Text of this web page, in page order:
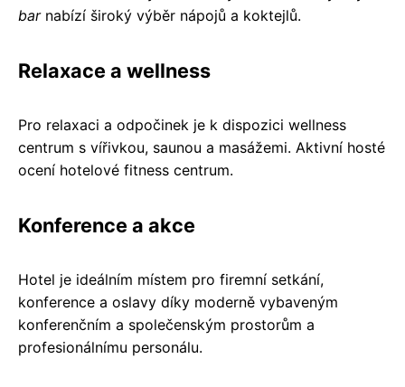
barnabízí široký výběr nápojů a koktejlů.
Relaxace a wellness
Pro relaxaci a odpočinek je k dispozici wellness
centrum s vířivkou, saunou a masážemi. Aktivní hosté
ocení hotelové fitness centrum.
Konference a akce
Hotel je ideálním místem pro firemní setkání,
konference a oslavy díky moderně vybaveným
konferenčním a společenským prostorům a
profesionálnímu personálu.